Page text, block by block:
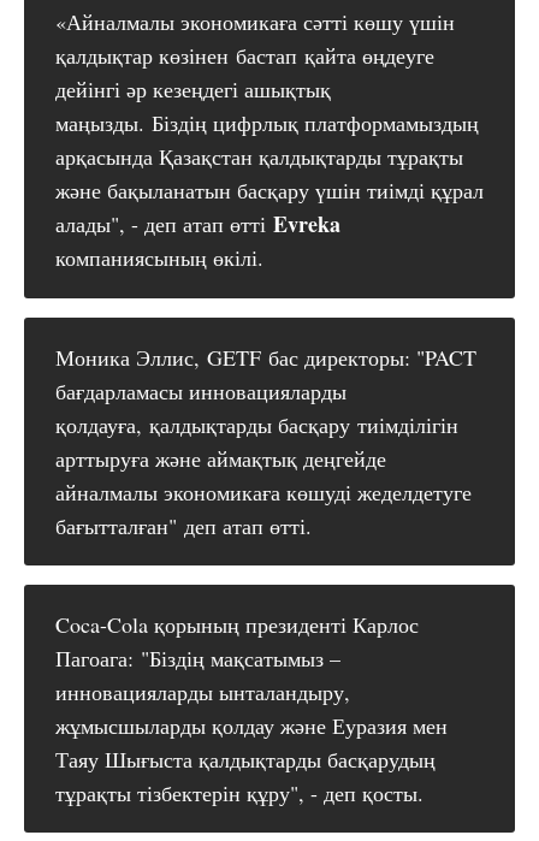
«Айналмалы экономикаға сәтті көшу үшін
қалдықтар көзінен бастап қайта өңдеуге
дейінгі әр кезеңдегі ашықтық
маңызды. Біздің цифрлық платформамыздың
арқасында Қазақстан қалдықтарды тұрақты
және бақыланатын басқару үшін тиімді құрал
алады", - деп атап өтті
Evreka
компаниясының өкілі.
Моника Эллис, GETF бас директоры: "PACT
бағдарламасы инновацияларды
қолдауға, қалдықтарды басқару тиімділігін
арттыруға және аймақтық деңгейде
айналмалы экономикаға көшуді жеделдетуге
бағытталған" деп атап өтті.
Coca-Cola қорының президенті Карлос
Пагоага: "Біздің мақсатымыз –
инновацияларды ынталандыру,
жұмысшыларды қолдау және Еуразия мен
Таяу Шығыста қалдықтарды басқарудың
тұрақты тізбектерін құру", - деп қосты.